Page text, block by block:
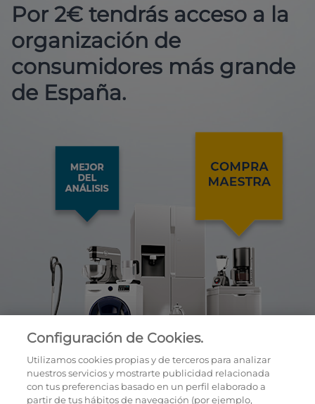
Por 2€ tendrás acceso a la
organización de
consumidores más grande
de España.
Configuración de Cookies.
Utilizamos cookies propias y de terceros para analizar
nuestros servicios y mostrarte publicidad relacionada
con tus preferencias basado en un perfil elaborado a
partir de tus hábitos de navegación (por ejemplo,